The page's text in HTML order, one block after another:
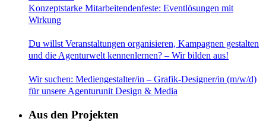
Konzeptstarke Mitarbeitendenfeste: Eventlösungen mit
Wirkung
Du willst Veranstaltungen organisieren, Kampagnen gestalten
und die Agenturwelt kennenlernen? – Wir bilden aus!
Wir suchen: Mediengestalter/in – Grafik-Designer/in (m/w/d)
für unsere Agenturunit Design & Media
Aus den Projekten